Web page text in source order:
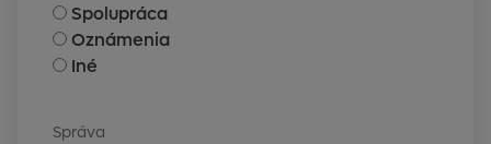
Spolupráca
Oznámenia
Iné
Správa